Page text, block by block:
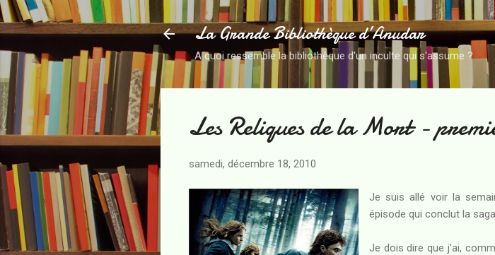
Accéder au
La Grande Bibliothèque d’Anudar
A quoi ressemble la bibliothèque d'un inculte qui s'assume ?
Les Reliques de la Mort -
samedi, décembre 18, 2010
Je suis allé voir la
épisode qui conclut la saga
Je dois dire que j'ai,